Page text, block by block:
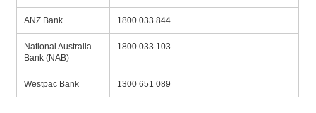
ANZ Bank 1800 033 844
National Australia
Bank (NAB)
1800 033 103
Westpac Bank 1300 651 089